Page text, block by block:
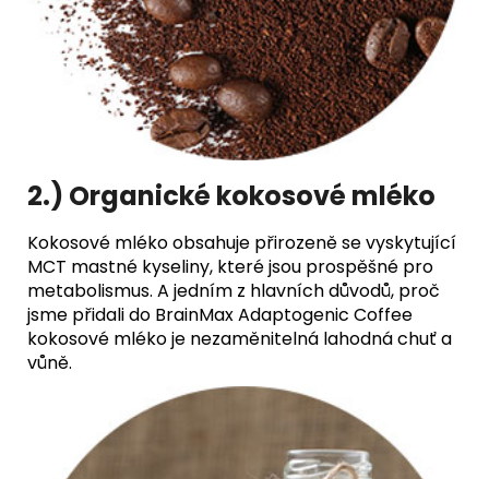
2.) Organické kokosové mléko
Kokosové mléko obsahuje přirozeně se vyskytující
MCT mastné kyseliny, které jsou prospěšné pro
metabolismus. A jedním z hlavních důvodů, proč
jsme přidali do BrainMax Adaptogenic Coffee
kokosové mléko je nezaměnitelná lahodná chuť a
vůně.